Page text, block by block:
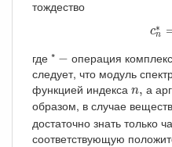
тождество
c∗
n
cn ∗
где * −
− операция
следует, что модуль
функцией индекса n,
n, а
образом, в случае
достаточно знать только
соответствующую